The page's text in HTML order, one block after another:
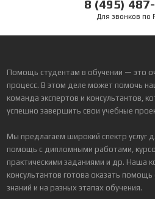
8 (495)
Для звонков по
Помощь студентам в обучении — это
процесс. В этом деле может помочь
команда экспертов и консультантов,
успешно завершить свои учебные
Мы предлагаем широкий спектр услуг
помощь с дипломными работами,
практическими заданиями и др. Наша
консультантов готова оказать
знаний и на разных этапах обучения.